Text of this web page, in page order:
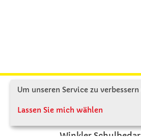
KONTAKT
Winkler
Um unseren Service zu
Lassen Sie mich wählen